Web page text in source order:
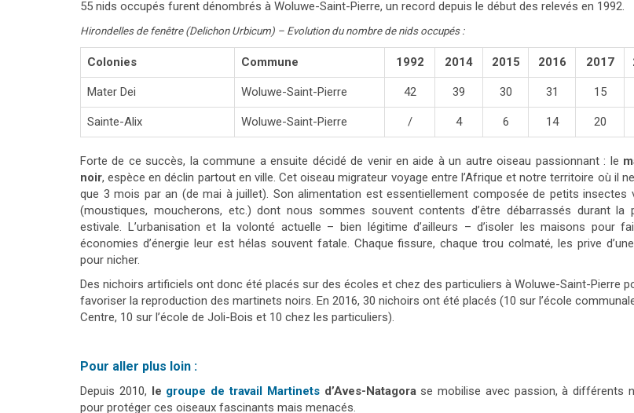
55 nids occupés furent dénombrés à Woluwe-Saint-Pierre, un record depuis le début des relevés en 1992.
Hirondelles de fenêtre (Delichon Urbicum) – Evolution du nombre de nids occupés :
Colonies Commune 1992 2014 2015 2016 2017
Mater Dei Woluwe-Saint-Pierre 42 39 30 31 15
Sainte-Alix Woluwe-Saint-Pierre / 4 6 14 20
Forte de ce succès, la commune a ensuite décidé de venir en aide à un autre oiseau passionnant : le
noir, espèce en déclin partout en ville. Cet oiseau migrateur voyage entre l’Afrique et notre territoire où il
que 3 mois par an (de mai à juillet). Son alimentation est essentiellement composée de petits insectes
(moustiques, moucherons, etc.) dont nous sommes souvent contents d’être débarrassés durant la
estivale. L’urbanisation et la volonté actuelle – bien légitime d’ailleurs – d’isoler les maisons pour
économies d’énergie leur est hélas souvent fatale. Chaque fissure, chaque trou colmaté, les prive
pour nicher.
Des nichoirs artificiels ont donc été placés sur des écoles et chez des particuliers à Woluwe-Saint-Pierre
favoriser la reproduction des martinets noirs. En 2016, 30 nichoirs ont été placés (10 sur l’école
Centre, 10 sur l’école de Joli-Bois et 10 chez les particuliers).
Pour aller plus loin :
Depuis 2010, le groupe de travail Martinetsd’Aves-Natagorase mobilise avec passion, à différents
pour protéger ces oiseaux fascinants mais menacés.